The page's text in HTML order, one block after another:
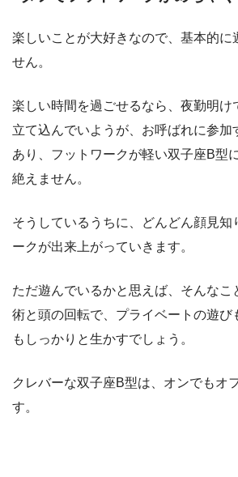
楽しいことが大好きなので、基本的に
せん。
楽しい時間を過ごせるなら、夜勤明け
立て込んでいようが、お呼ばれに参加
あり、フットワークが軽い双子座B型
絶えません。
そうしているうちに、どんどん顔見知
ークが出来上がっていきます。
ただ遊んでいるかと思えば、そんなこ
術と頭の回転で、プライベートの遊び
もしっかりと生かすでしょう。
クレバーな双子座B型は、オンでもオ
す。